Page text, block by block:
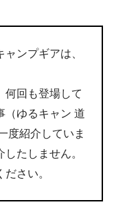
ンプギアは、
何回も登場して
（ゆるキャン 道
度紹介していま
たしません。
さい。